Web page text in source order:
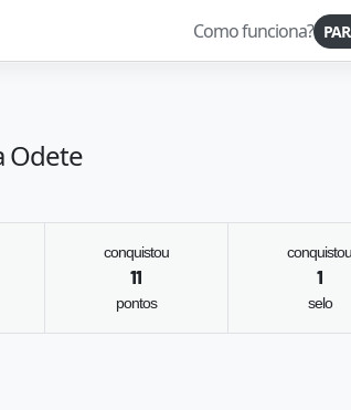
Como funciona?
Odete
conquistou
11
pontos
conquistou
1
selo